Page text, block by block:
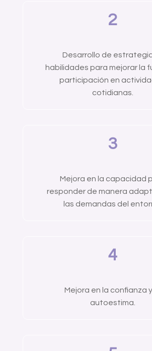
2
Desarrollo de
habilidades para mejorar la
participación en
cotidianas.
3
Mejora en la capacidad
responder de manera
las demandas del
4
Mejora en la confianza
autoestima.